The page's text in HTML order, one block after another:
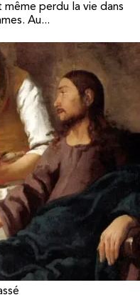
perdu la vie dans
Au...